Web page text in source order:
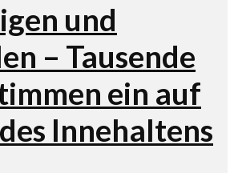
und
– Tausende
ein auf
Innehaltens